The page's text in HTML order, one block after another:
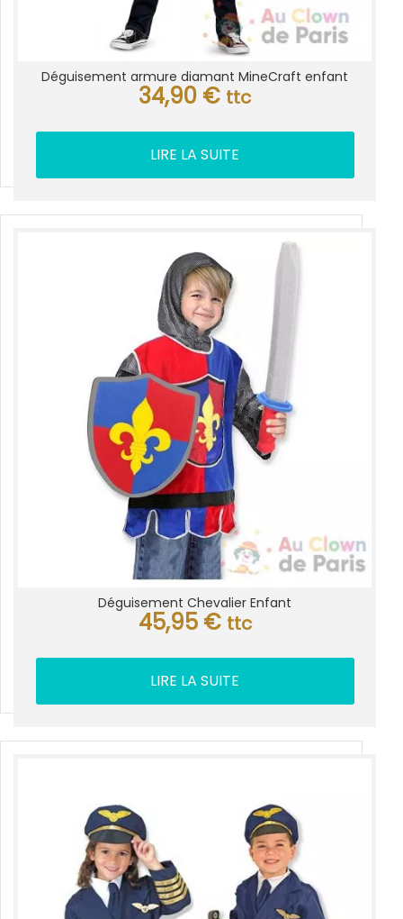
Déguisement armure diamant MineCraft enfant
34,90 € ttc
LIRE LA SUITE
Déguisement Chevalier Enfant
45,95 € ttc
LIRE LA SUITE